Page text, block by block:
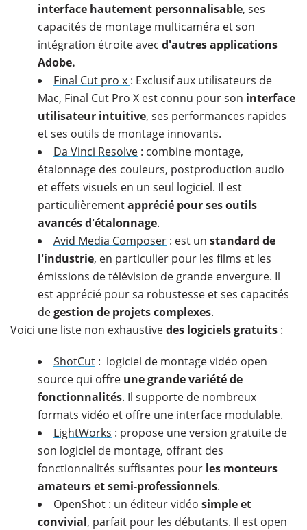
interface hautement personnalisable, ses
capacités de montage multicaméra et son
intégration étroite avec d'autres applications
Adobe.
Final Cut pro x : Exclusif aux utilisateurs de
Mac, Final Cut Pro X est connu pour son interface
utilisateur intuitive, ses performances rapides
et ses outils de montage innovants.
Da Vinci Resolve : combine montage,
étalonnage des couleurs, postproduction audio
et effets visuels en un seul logiciel. Il est
particulièrementapprécié pour ses outils
avancés d'étalonnage.
Avid Media Composer : est un standard de
l'industrie, en particulier pour les films et les
émissions de télévision de grande envergure. Il
est apprécié pour sa robustesse et ses capacités
degestion de projets complexes.
Voici une liste non exhaustivedes logiciels gratuits :
ShotCut : logiciel de montage vidéo open
source qui offre une grande variété de
fonctionnalités. Il supporte de nombreux
formats vidéo et offre une interface modulable.
LightWorks : propose une version gratuite de
son logiciel de montage, offrant des
fonctionnalités suffisantes pour les monteurs
amateurs et semi-professionnels.
OpenShot : un éditeur vidéo simple et
convivial, parfait pour les débutants. Il est open